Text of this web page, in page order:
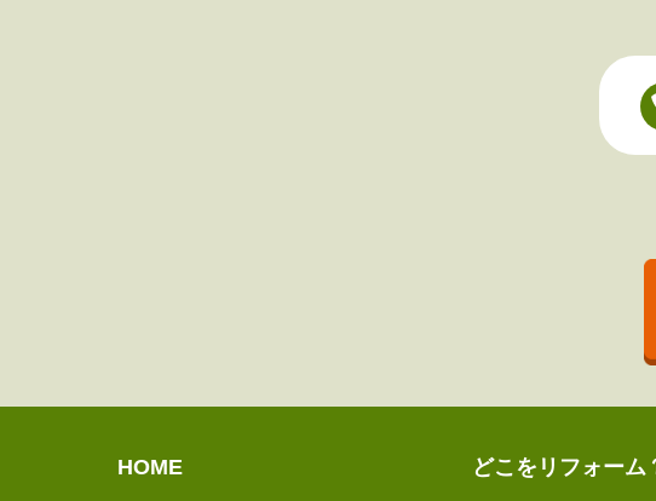
HOME どこをリフォーム